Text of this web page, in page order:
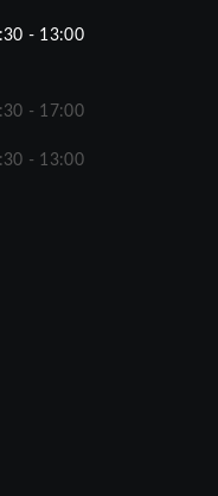
- 13:00
- 17:00
- 13:00